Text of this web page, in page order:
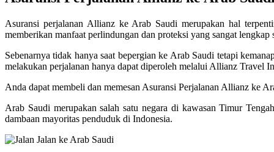
Asuransi perjalanan Allianz ke Arab Saudi merupakan hal
memberikan manfaat perlindungan dan proteksi yang sangat
Sebenarnya tidak hanya saat bepergian ke Arab Saudi tetapi
melakukan perjalanan hanya dapat diperoleh melalui Allianz Travel
Anda dapat membeli dan memesan Asuransi Perjalanan Allianz ke
Arab Saudi merupakan salah satu negara di kawasan Timur
dambaan mayoritas penduduk di Indonesia.